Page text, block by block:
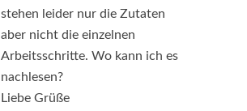
stehen leider nur die Zutaten
aber nicht die einzelnen
Arbeitsschritte. Wo kann ich es
nachlesen?
Liebe Grüße